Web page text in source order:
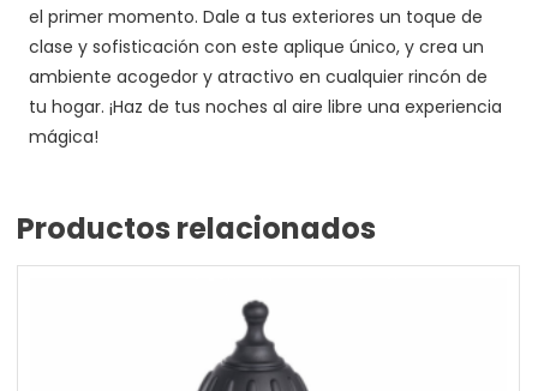
el primer momento. Dale a tus exteriores un toque de
clase y sofisticación con este aplique único, y crea un
ambiente acogedor y atractivo en cualquier rincón de
tu hogar. ¡Haz de tus noches al aire libre una experiencia
mágica!
Productos relacionados